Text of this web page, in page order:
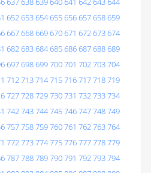
652653654655656657658659
667668669670671 672673674
682683684685686687688689
697698699700701 702703704
712713714715716717718719
727728729730731 732733734
742743744745746747748749
757758759760761 762763764
772773774775776777778779
787788789790791 792793794